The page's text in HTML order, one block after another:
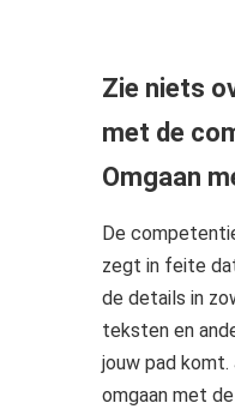
Zie niets
met de
Omgaan
De
zegt in feite
de details in
teksten en
jouw pad
omgaan met